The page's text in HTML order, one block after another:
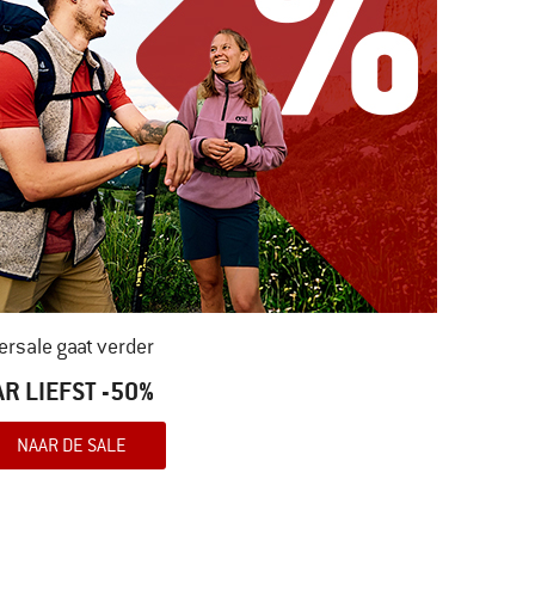
gaat verder
LIEFST -50%
NAAR DE SALE